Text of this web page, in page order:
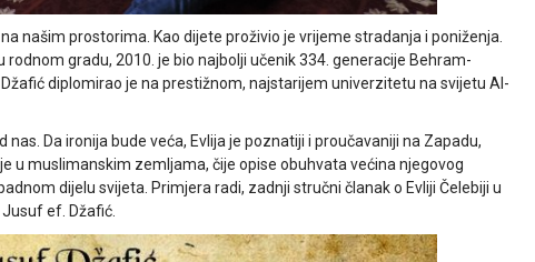
našim prostorima. Kao dijete proživio je vrijeme stradanja i poniženja.
rodnom gradu, 2010. je bio najbolji učenik 334. generacije Behram-
diplomirao je na prestižnom, najstarijem univerzitetu na svijetu Al-
Da ironija bude veća, Evlija je poznatiji i proučavaniji na Zapadu,
u muslimanskim zemljama, čije opise obuhvata većina njegovog
dijelu svijeta. Primjera radi, zadnji stručni članak o Evliji Čelebiji u
ef. Džafić.